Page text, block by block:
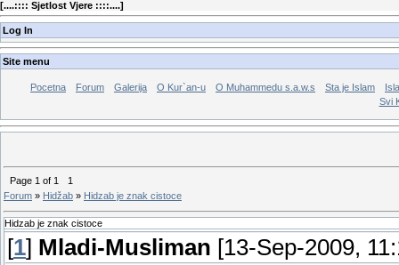
[....:::: Sjetlost Vjere ::::....]
Log In
Site menu
Pocetna Forum Galerija O Kur`an-u O Muhammedu s.a.w.s Sta je Islam
Svi
Page 1 of 1
1
Forum » Hidžab » Hidzab je znak cistoce
Hidzab je znak cistoce
[1] Mladi-Musliman [13-Sep-2009,